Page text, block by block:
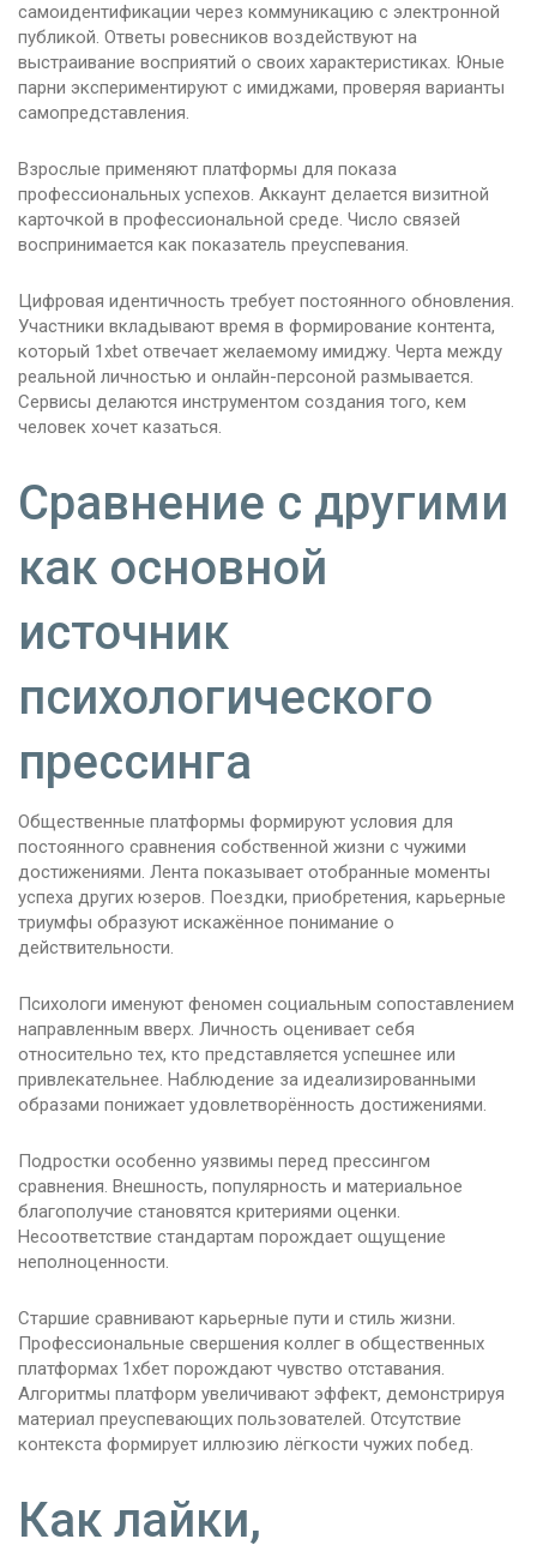
самоидентификации через коммуникацию с электронной
публикой. Ответы ровесников воздействуют на
выстраивание восприятий о своих характеристиках. Юные
парни экспериментируют с имиджами, проверяя варианты
самопредставления.
Взрослые применяют платформы для показа
профессиональных успехов. Аккаунт делается визитной
карточкой в профессиональной среде. Число связей
воспринимается как показатель преуспевания.
Цифровая идентичность требует постоянного обновления.
Участники вкладывают время в формирование контента,
который 1xbet отвечает желаемому имиджу. Черта между
реальной личностью и онлайн-персоной размывается.
Сервисы делаются инструментом создания того, кем
человек хочет казаться.
Сравнение с другими
как основной
источник
психологического
прессинга
Общественные платформы формируют условия для
постоянного сравнения собственной жизни с чужими
достижениями. Лента показывает отобранные моменты
успеха других юзеров. Поездки, приобретения, карьерные
триумфы образуют искажённое понимание о
действительности.
Психологи именуют феномен социальным сопоставлением
направленным вверх. Личность оценивает себя
относительно тех, кто представляется успешнее или
привлекательнее. Наблюдение за идеализированными
образами понижает удовлетворённость достижениями.
Подростки особенно уязвимы перед прессингом
сравнения. Внешность, популярность и материальное
благополучие становятся критериями оценки.
Несоответствие стандартам порождает ощущение
неполноценности.
Старшие сравнивают карьерные пути и стиль жизни.
Профессиональные свершения коллег в общественных
платформах 1хбет порождают чувство отставания.
Алгоритмы платформ увеличивают эффект, демонстрируя
материал преуспевающих пользователей. Отсутствие
контекста формирует иллюзию лёгкости чужих побед.
Как лайки,